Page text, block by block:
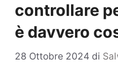
controllare
è davvero
28 Ottobre 2024 di